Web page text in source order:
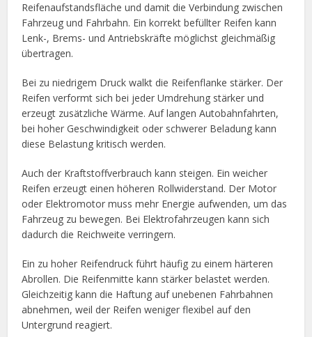
Reifenaufstandsfläche und damit die Verbindung zwischen
Fahrzeug und Fahrbahn. Ein korrekt befüllter Reifen kann
Lenk-, Brems- und Antriebskräfte möglichst gleichmäßig
übertragen.
Bei zu niedrigem Druck walkt die Reifenflanke stärker. Der
Reifen verformt sich bei jeder Umdrehung stärker und
erzeugt zusätzliche Wärme. Auf langen Autobahnfahrten,
bei hoher Geschwindigkeit oder schwerer Beladung kann
diese Belastung kritisch werden.
Auch der Kraftstoffverbrauch kann steigen. Ein weicher
Reifen erzeugt einen höheren Rollwiderstand. Der Motor
oder Elektromotor muss mehr Energie aufwenden, um das
Fahrzeug zu bewegen. Bei Elektrofahrzeugen kann sich
dadurch die Reichweite verringern.
Ein zu hoher Reifendruck führt häufig zu einem härteren
Abrollen. Die Reifenmitte kann stärker belastet werden.
Gleichzeitig kann die Haftung auf unebenen Fahrbahnen
abnehmen, weil der Reifen weniger flexibel auf den
Untergrund reagiert.